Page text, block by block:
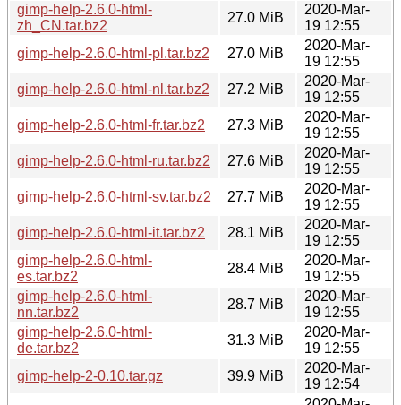
gimp-help-2.6.0-html-
zh_CN.tar.bz2
27.0 MiB
2020-Mar-
19 12:55
gimp-help-2.6.0-html-pl.tar.bz2
27.0 MiB
2020-Mar-
19 12:55
gimp-help-2.6.0-html-nl.tar.bz2
27.2 MiB
2020-Mar-
19 12:55
gimp-help-2.6.0-html-fr.tar.bz2
27.3 MiB
2020-Mar-
19 12:55
gimp-help-2.6.0-html-ru.tar.bz2
27.6 MiB
2020-Mar-
19 12:55
gimp-help-2.6.0-html-sv.tar.bz2
27.7 MiB
2020-Mar-
19 12:55
gimp-help-2.6.0-html-it.tar.bz2
28.1 MiB
2020-Mar-
19 12:55
gimp-help-2.6.0-html-
es.tar.bz2
28.4 MiB
2020-Mar-
19 12:55
gimp-help-2.6.0-html-
nn.tar.bz2
28.7 MiB
2020-Mar-
19 12:55
gimp-help-2.6.0-html-
de.tar.bz2
31.3 MiB
2020-Mar-
19 12:55
gimp-help-2-0.10.tar.gz
39.9 MiB
2020-Mar-
19 12:54